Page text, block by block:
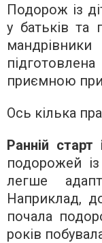
Подорож із
у батьків та
приємною
Ось кілька
Ранній старт
подорожей
легше
Наприклад,
почала
років